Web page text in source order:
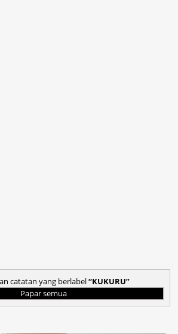
catatan yang berlabel KUKURU
Papar semua